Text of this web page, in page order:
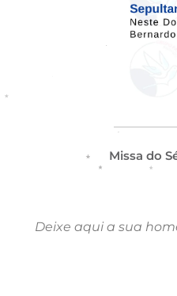
Missa do
Deixe aqui a sua